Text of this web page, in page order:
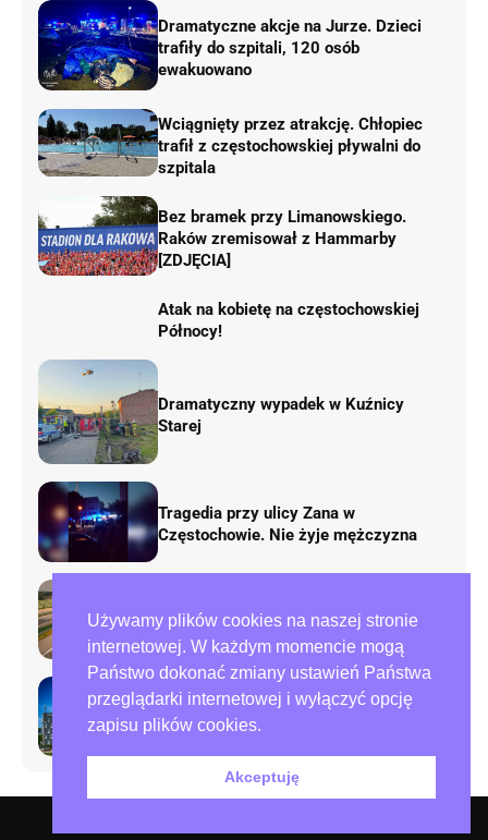
Używamy plików cookies na naszej stronie
internetowej. W każdym momencie mogą
Państwo dokonać zmiany ustawień Państwa
przeglądarki internetowej i wyłączyć opcję
zapisu plików cookies.
Akceptuję
Dramatyczne akcje na Jurze. Dzieci
trafiły do szpitali, 120 osób
ewakuowano
Wciągnięty przez atrakcję. Chłopiec
trafił z częstochowskiej pływalni do
szpitala
Bez bramek przy Limanowskiego.
Raków zremisował z Hammarby
[ZDJĘCIA]
Atak na kobietę na częstochowskiej
Północy!
Dramatyczny wypadek w Kuźnicy
Starej
Tragedia przy ulicy Zana w
Częstochowie. Nie żyje mężczyzna
autostradzie A1. Będą duże zmiany w
ruchu
Preparowanie kart w referendum.
Zawiadomienia do policji i ABW